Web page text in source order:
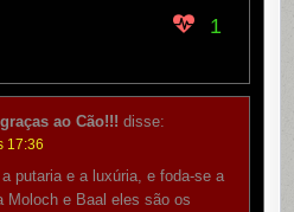
1
ao Cão!!! disse:
17:36
putaria e a luxúria, e foda-se a
Moloch e Baal eles são os